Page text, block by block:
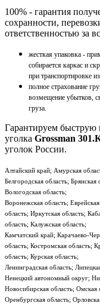
100% - гарантия
сохранности,
ответственностью за
жесткая упаковка -
собирается каркас и
при транспортировке
полное страхование
возмещение убытков,
груза.
Гарантируем быструю
уголка Grossman
уголок России.
Алтайский край; Амурская
Белгородская область;
Вологодская область;
Воронежская область;
область; Иркутская область;
область; Калужская область;
Камчатский край; Карачаево-
область; Костромская область;
область; Курская область;
Ленинградская область;
Ненецкий автономный округ;
Новосибирская область; Омская
Оренбургская область;